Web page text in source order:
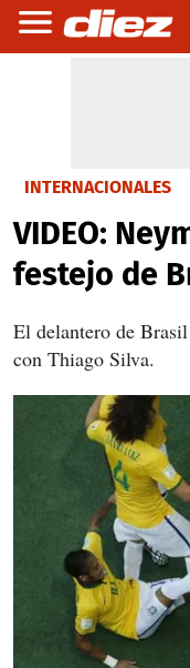
INTERNACIONALES
VIDEO:
festejo de
El delantero de
con Thiago Silva.